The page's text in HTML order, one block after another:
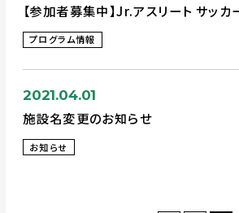
【参加者募集中】Jr.アスリート サッカ
プログラム情報
2021.04.01
施設名変更のお知らせ
お知らせ